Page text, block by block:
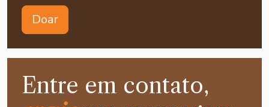
Doar
Entre em contato,